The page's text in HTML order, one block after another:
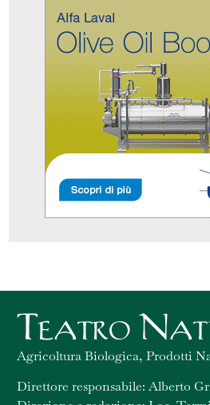
Agricoltura Biologica, Prodotti
Direttore responsabile: Alberto